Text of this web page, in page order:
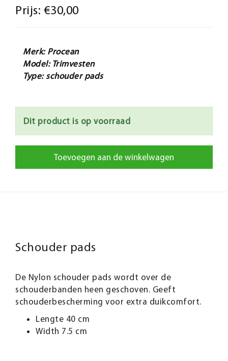
Prijs: €30,00
Merk: Procean
Model: Trimvesten
Type: schouder pads
Dit product is op voorraad
Toevoegen aan de winkelwagen
Schouder pads
De Nylon schouder pads wordt over de
schouderbanden heen geschoven. Geeft
schouderbescherming voor extra duikcomfort.
Lengte 40 cm
Width 7.5 cm